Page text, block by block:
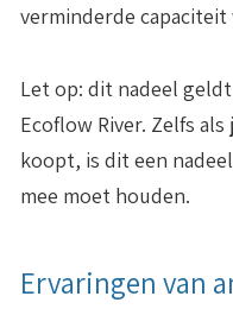
verminderde capaciteit
Let op: dit nadeel
Ecoflow River. Zelfs
koopt, is dit een
mee moet houden.
Ervaringen van